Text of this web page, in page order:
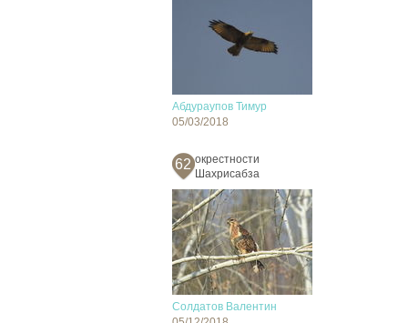
Абдураупов Тимур
05/03/2018
62 окрестности
Шахрисабза
Солдатов Валентин